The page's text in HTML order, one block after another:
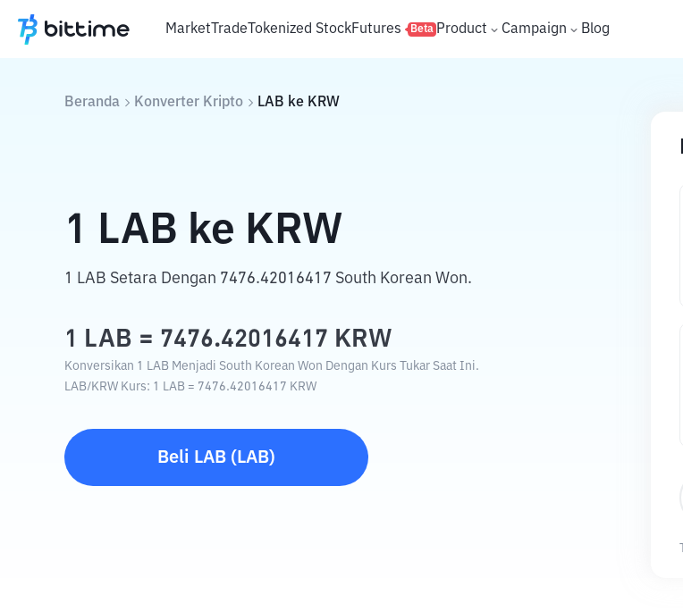
MarketTradeTokenized StockFutures Beta Product Campaign Blog
Beranda Konverter Kripto LAB ke KRW
1 LAB ke KRW
1 LAB Setara Dengan 7476.42016417 South Korean Won.
1 LAB = 7476.42016417 KRW
Konversikan 1 LAB Menjadi South Korean Won Dengan Kurs Tukar Saat Ini.
LAB/KRW Kurs: 1 LAB = 7476.42016417 KRW
Beli LAB ( LAB)